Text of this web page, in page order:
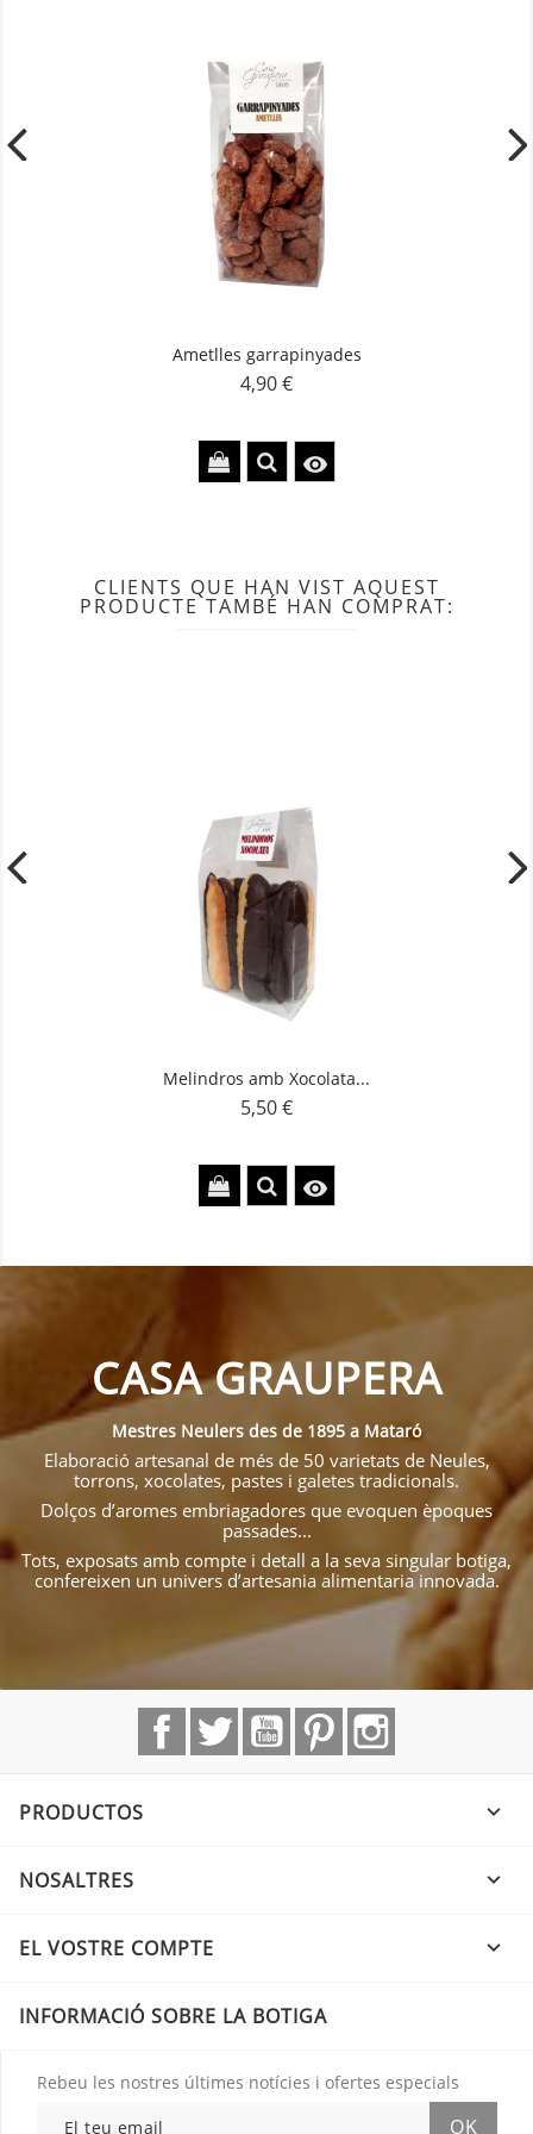
Ametlles garrapinyades
Preu
4,90 €

CLIENTS QUE HAN VIST AQUEST
PRODUCTE TAMBÉ HAN COMPRAT:
Melindros amb Xocolata...
Preu
5,50 €

CASA GRAUPERA
Mestres Neulers des de 1895 a Mataró
Elaboració artesanal de més de 50 varietats de Neules,
torrons, xocolates, pastes i galetes tradicionals.
Dolços d’aromes embriagadores que evoquen èpoques
passades...
Tots, exposats amb compte i detall a la seva singular botiga,
confereixen un univers d’artesania alimentaria innovada.
FacebookTwitter YouTubePinterest
PRODUCTOS 
NOSALTRES 
EL VOSTRE COMPTE 
INFORMACIÓ SOBRE LA BOTIGA
Rebeu les nostres últimes notícies i ofertes especials